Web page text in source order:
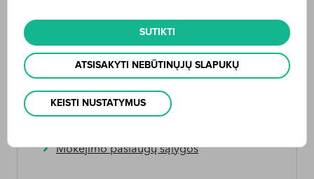
Internetinė bankininkystė
Mokėjimo pavedimai
Mokėjimo paslaugų sąlygos
SUTIKTI
ATSISAKYTI NEBŪTINŲJŲ SLAPUKŲ
KEISTI NUSTATYMUS